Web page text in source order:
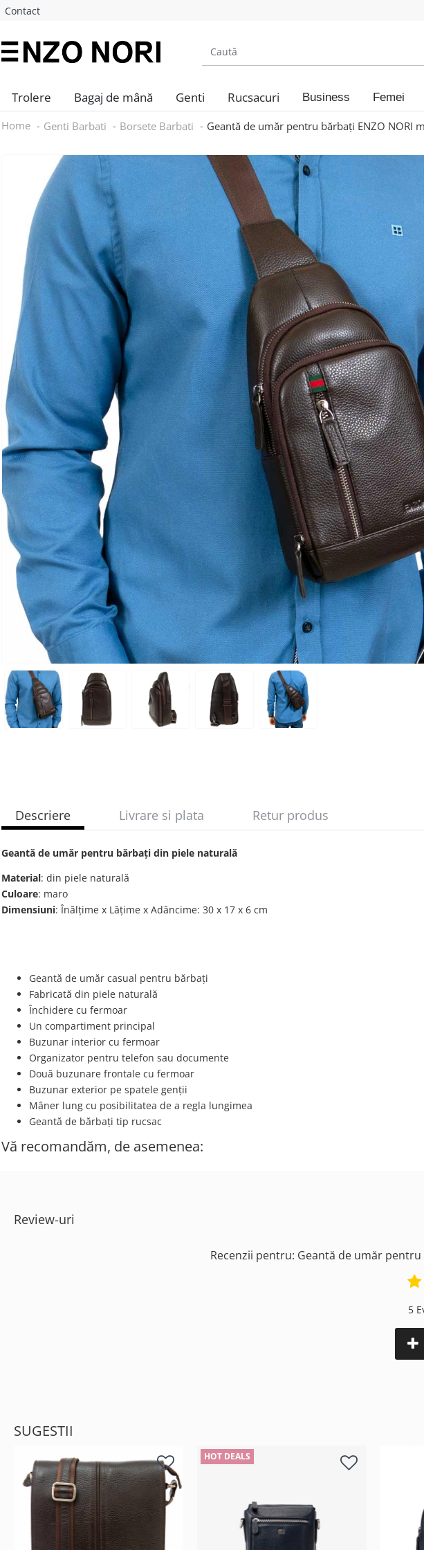
Contact
Trolere Bagaj de mână Genti Rucsacuri Business Femei
Home Genti Barbati Borsete Barbati Geantă de umăr pentru bărbați ENZO NORI
Descriere Livrare si plata Retur produs
Geantă de umăr pentru bărbați din piele naturală
Material: din piele naturală
Culoare: maro
Dimensiuni: Înălțime x Lățime x Adâncime: 30 х 17 х 6 cm
Geantă de umăr casual pentru bărbați
Fabricată din piele naturală
Închidere cu fermoar
Un compartiment principal
Buzunar interior cu fermoar
Organizator pentru telefon sau documente
Două buzunare frontale cu fermoar
Buzunar exterior pe spatele genții
Mâner lung cu posibilitatea de a regla lungimea
Geantă de bărbați tip rucsac
Vă recomandăm, de asemenea:
Review-uri
Recenzii pentru: Geantă de umăr
5
SUGESTII
HOT DEALS